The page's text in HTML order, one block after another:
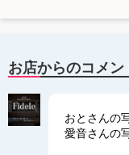
お店からのコメン
おとさんの
愛音さんの